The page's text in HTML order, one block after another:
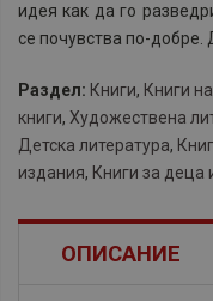
идея как да го
се почувства по-добре.
Раздел: Книги, Книги
книги, Художествена
Детска литература,
издания, Книги за деца
ОПИСАНИЕ